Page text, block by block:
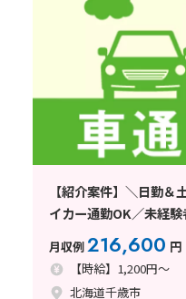
【紹介案件】＼日勤
イカー通勤OK／未経
月収例216,600 円
【時給】1,200円～
北海道千歳市